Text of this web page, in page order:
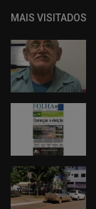
MAIS VISITADOS